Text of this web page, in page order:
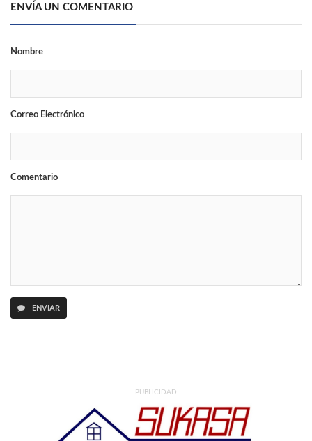
ENVÍA UN COMENTARIO
Nombre
Correo Electrónico
Comentario
ENVIAR
PUBLICIDAD